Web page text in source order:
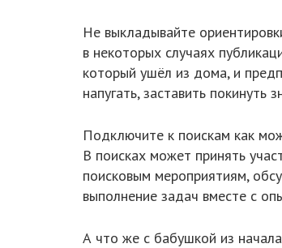
Не выкладывайте
в некоторых случаях
который ушёл из дома, и
напугать, заставить покинуть
Подключите к поискам как
В поисках может принять
поисковым мероприятиям,
выполнение задач вместе с
А что же с бабушкой из